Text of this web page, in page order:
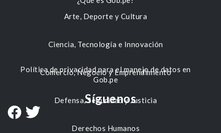
Arte, Deporte y Cultura
Ciencia, Tecnología e Innovación
Comercio, Negocio y Emprendimiento
Defensa, Seguridad y Justicia
Derechos Humanos
Política de privacidad para el manejo de datos en
Gob.pe
Síguenos